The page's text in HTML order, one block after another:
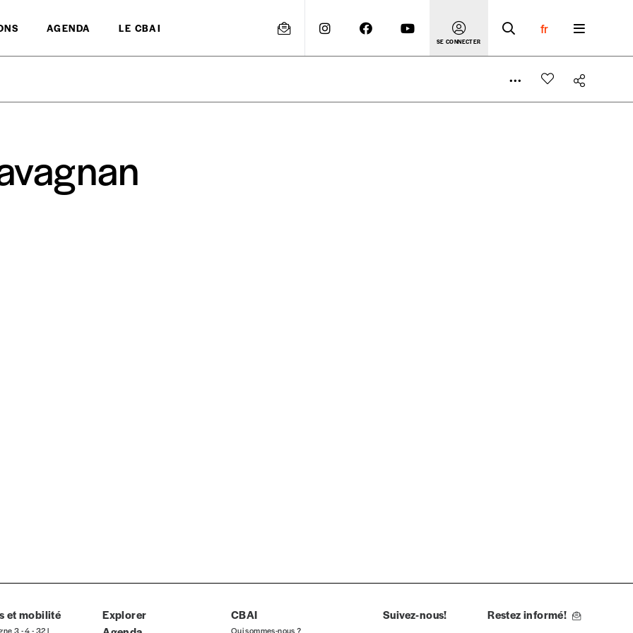
AGENDA LE CBAI
SE CONNECTER
fr
attachement aux valeurs de solidarité, nous vous proposons d’estimer vous-mêmes le coût de notre publication. Cette
au numéro.
papier ou numérique.
moment, même après avoir reçu plusieurs numéros. Ce paiement n’est pas indispensable. Il marque votre volonté de
Par numéro
et mobilité
3 - 4 - 32 |
Explorer
CBAI
Qui sommes-nous ?
Suivez-nous! Restez informé!